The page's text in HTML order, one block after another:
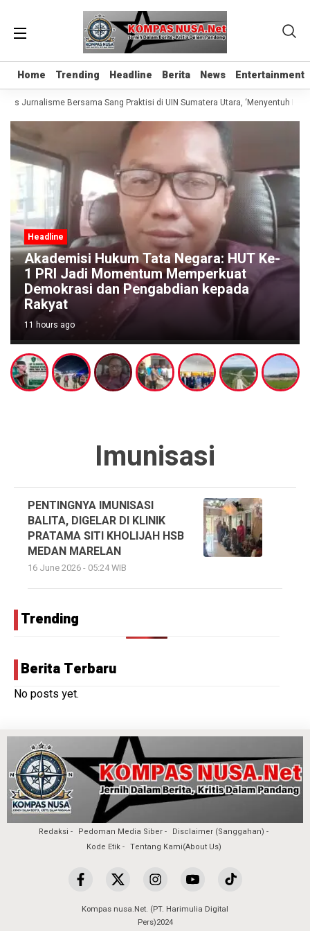
Home Trending Headline Berita News Entertainment
Home Trending Headline Berita News Entertainment
Jurnalisme Bersama Sang Praktisi di UIN Sumatera Utara, ‘Menyentuh Hati
Headline
Akademisi Hukum Tata Negara: HUT Ke-
1 PRI Jadi Momentum Memperkuat
Demokrasi dan Pengabdian kepada
Rakyat
11 hours ago
Imunisasi
PENTINGNYA IMUNISASI
BALITA, DIGELAR DI KLINIK
PRATAMA SITI KHOLIJAH HSB
MEDAN MARELAN
16 June 2026 - 05:24 WIB
Trending
Berita Terbaru
No posts yet.
Redaksi Pedoman Media Siber
Disclaimer (Sanggahan)
Kode Etik
Tentang Kami(About Us)
Kompas nusa.Net. (PT. Harimulia Digital
Pers)2024